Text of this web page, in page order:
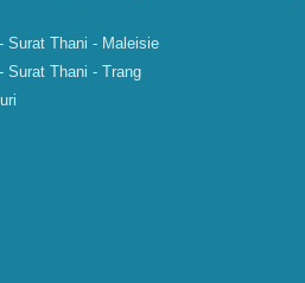
Surat Thani - Maleisie
Surat Thani - Trang